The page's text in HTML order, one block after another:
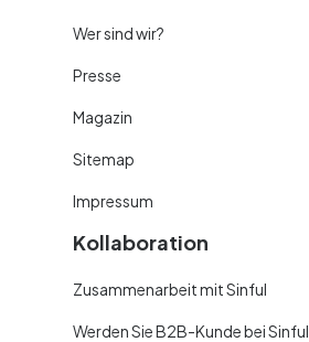
Wer sind wir?
Presse
Magazin
Sitemap
Impressum
Kollaboration
Zusammenarbeit mit Sinful
Werden Sie B2B-Kunde bei Sinful